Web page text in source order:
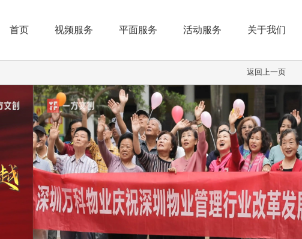
首页 视频服务
动画制作 电商短视频
平面服务
活动设计 画册设计
活动服务 关于我们
返回上一页